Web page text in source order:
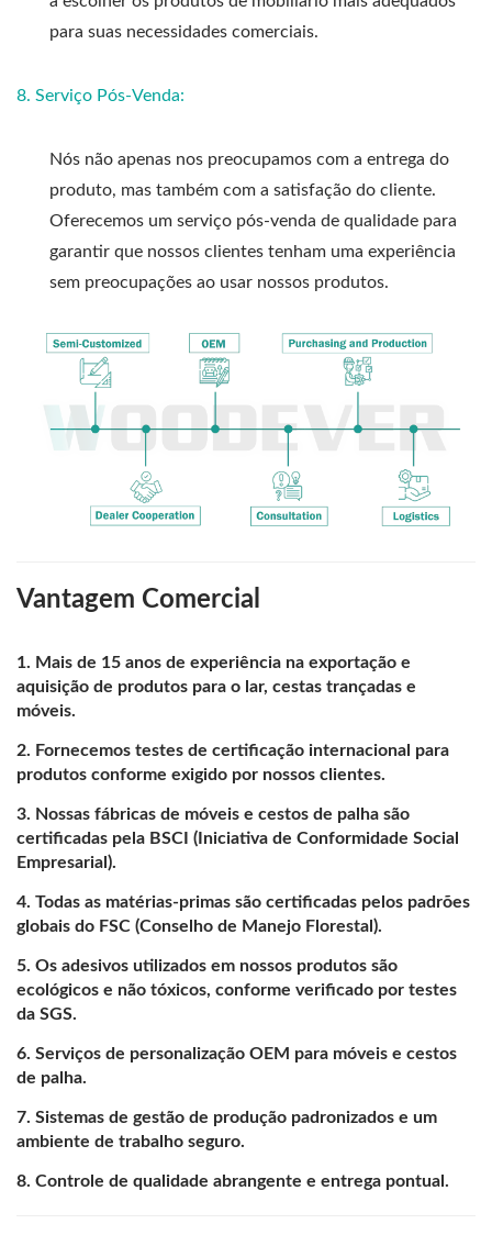
para suas necessidades comerciais.
8. Serviço Pós-Venda:
Nós não apenas nos preocupamos com a entrega do
produto, mas também com a satisfação do cliente.
Oferecemos um serviço pós-venda de qualidade para
garantir que nossos clientes tenham uma experiência
sem preocupações ao usar nossos produtos.
Vantagem Comercial
Mais de 15 anos de experiência na exportação e
aquisição de produtos para o lar, cestas trançadas e
móveis.
Fornecemos testes de certificação internacional para
produtos conforme exigido por nossos clientes.
Nossas fábricas de móveis e cestos de palha são
certificadas pela BSCI (Iniciativa de Conformidade Social
Empresarial).
Todas as matérias-primas são certificadas pelos padrões
globais do FSC (Conselho de Manejo Florestal).
Os adesivos utilizados em nossos produtos são
ecológicos e não tóxicos, conforme verificado por testes
da SGS.
Serviços de personalização OEM para móveis e cestos
de palha.
Sistemas de gestão de produção padronizados e um
ambiente de trabalho seguro.
Controle de qualidade abrangente e entrega pontual.